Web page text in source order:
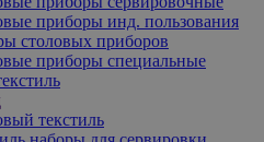
приборы инд. пользования
столовых приборов
приборы специальные
текстиль